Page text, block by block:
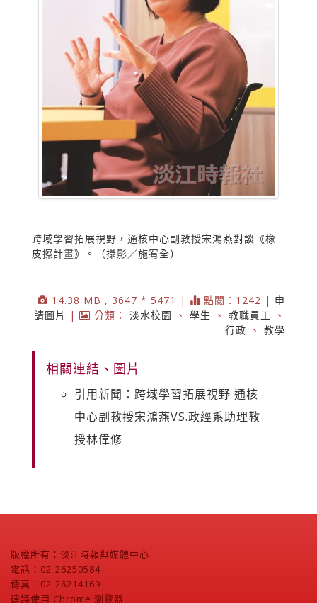
跨域學習拓展視野，通核中心副教授宋鴻燕對談《橡
皮擦計畫》。（攝影／施宥全）
14.38 MB , 3647 * 5471 | 點閱：1242 | 申
請圖片
| 分類： 淡水校園 、 學生 、 教職員工
、
行政 、 教學
相關連結、圖片
引用新聞：跨域學習拓展視野 通核
中心副教授宋鴻燕VS.政經系助理教
授林偉修
版權所有：淡江時報與媒體中心
電話：02-26250584
傳真：02-26214169
建議使用 Chrome 瀏覽器